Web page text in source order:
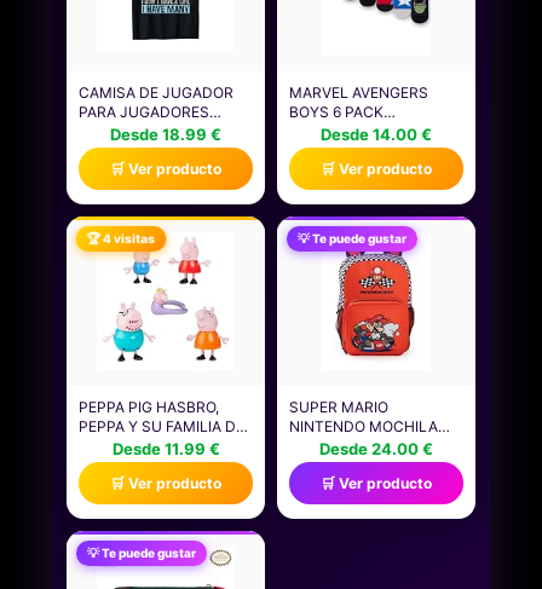
CAMISA DE JUGADOR
PARA JUGADORES
NIÑOS HOMBRES
VIDEOJUEGOS JUEGOS
CAMISETA
Desde 18.99 €
🛒 Ver producto
MARVEL AVENGERS
BOYS 6 PACK
CALCETINES |
CALCETINES DE
PERSONAJES
ATLÉTICOS
MULTICOLORES DE
SUPERHÉROES PARA
NIÑOS | HULK CAPITÁN
AMÉRICA IRON MAN
THOR CALZADO
GRÁFICO | CÓMODO
JUEGO PARA NIÑOS
Desde 14.00 €
🛒 Ver producto
🏆 4 visitas
PEPPA PIG HASBRO,
PEPPA Y SU FAMILIA DE
CINCO, MUÑECOS PARA
NIÑAS Y NIÑOS
PEQUEÑOS, 5 FIGURAS
DE PERSONAJES DE LA
SERIE, ACCESORIOS
PARA CASA DE
MUÑECAS, COLOR
Desde 11.99 €
🛒 Ver producto
💡 Te puede gustar
SUPER MARIO
NINTENDO MOCHILA
ROJA DE MARIO KART |
MOCHILA ESCOLAR
UNISEX PARA NIÑOS |
DISEÑO CON
CREMALLERA |
Desde 24.00 €
🛒 Ver producto
💡 Te puede gustar